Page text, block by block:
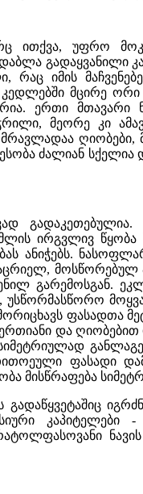
ითქვა, უფრო
გადაყვანილი
რაც იმის
მცირე
ერთი მთავარი
მეორე კი
ღიობები,
ძალიან სქელია
ირგვლივ წყობა
ანიჭებს.
გარემოსგან.
ფასადთა
და ღიობებით
ფასადი
მისწრაფება
გადაწყვეტაშიც